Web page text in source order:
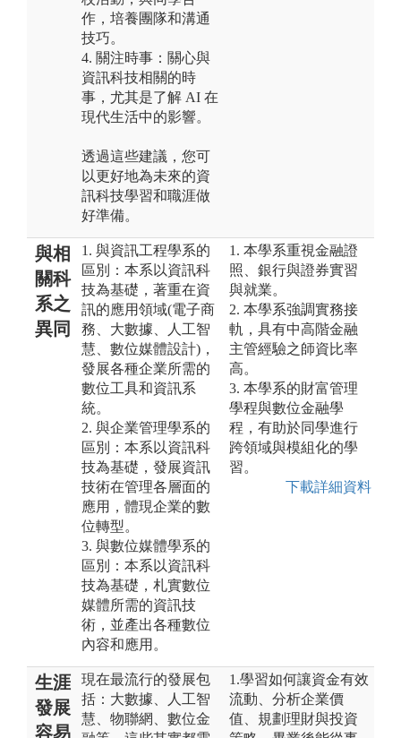
作，培養團隊和溝通
技巧。
4. 關注時事：關心與
資訊科技相關的時
事，尤其是了解 AI 在
現代生活中的影響。
透過這些建議，您可
以更好地為未來的資
訊科技學習和職涯做
好準備。
與相
關科
系之
異同
1. 與資訊工程學系的
區別：本系以資訊科
技為基礎，著重在資
訊的應用領域(電子商
務、大數據、人工智
慧、數位媒體設計)，
發展各種企業所需的
數位工具和資訊系
統。
2. 與企業管理學系的
區別：本系以資訊科
技為基礎，發展資訊
技術在管理各層面的
應用，體現企業的數
位轉型。
3. 與數位媒體學系的
區別：本系以資訊科
技為基礎，札實數位
媒體所需的資訊技
術，並產出各種數位
內容和應用。
1. 本學系重視金融證
照、銀行與證券實習
與就業。
2. 本學系強調實務接
軌，具有中高階金融
主管經驗之師資比率
高。
3. 本學系的財富管理
學程與數位金融學
程，有助於同學進行
跨領域與模組化的學
習。
下載詳細資料
生涯
發展
容易
現在最流行的發展包
括：大數據、人工智
慧、物聯網、數位金
1.學習如何讓資金有效
流動、分析企業價
值、規劃理財與投資